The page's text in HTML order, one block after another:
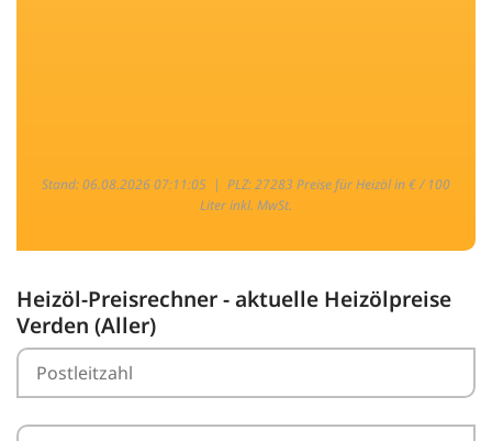
Stand: 06.08.2026 07:11:05 | PLZ: 27283 Preise für Heizöl in € / 100
Liter inkl. MwSt.
Heizöl-Preisrechner - aktuelle Heizölpreise
Verden (Aller)